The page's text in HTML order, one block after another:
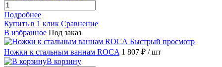
Подробнее
Купить в 1 клик Сравнение
В избранное Под заказ
Быстрый просмотр
Ножки к стальным ваннам ROCA 1 807 ₽ / шт
В корзину